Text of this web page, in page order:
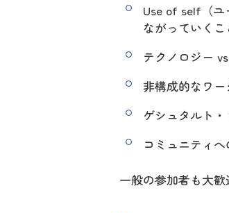
Use of self（ユ
ながっていくこ
テクノロジー
非構成的なワ
ゲシュタルト
コミュニティ
一般の参加者も大